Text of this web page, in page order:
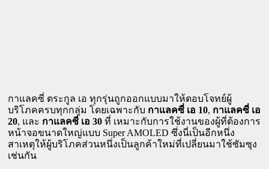
กาแลคซี่ ตระกูล เอ ทุกรุ่นถูกออกแบบมาให้ตอบโจทย์ผู้
บริโภคครบทุกกลุ่ม โดยเฉพาะกับ กาแลคซี่ เอ 10, กาแลคซี่ เอ
20, และ กาแลคซี่ เอ 30 ที่ เหมาะกับการใช้งานของผู้ที่ต้องการ
หน้าจอขนาดใหญ่แบบ Super AMOLED ซึ่งนี่เป็นอีกหนึ่ง
สาเหตุให้ผู้บริโภคส่วนหนึ่งเป็นลูกค้าใหม่ที่เปลี่ยนมาใช้ซัมซุง
เช่นกัน